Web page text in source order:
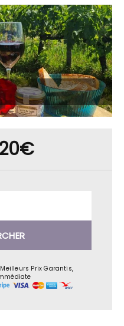
20€
Prix Garantis,